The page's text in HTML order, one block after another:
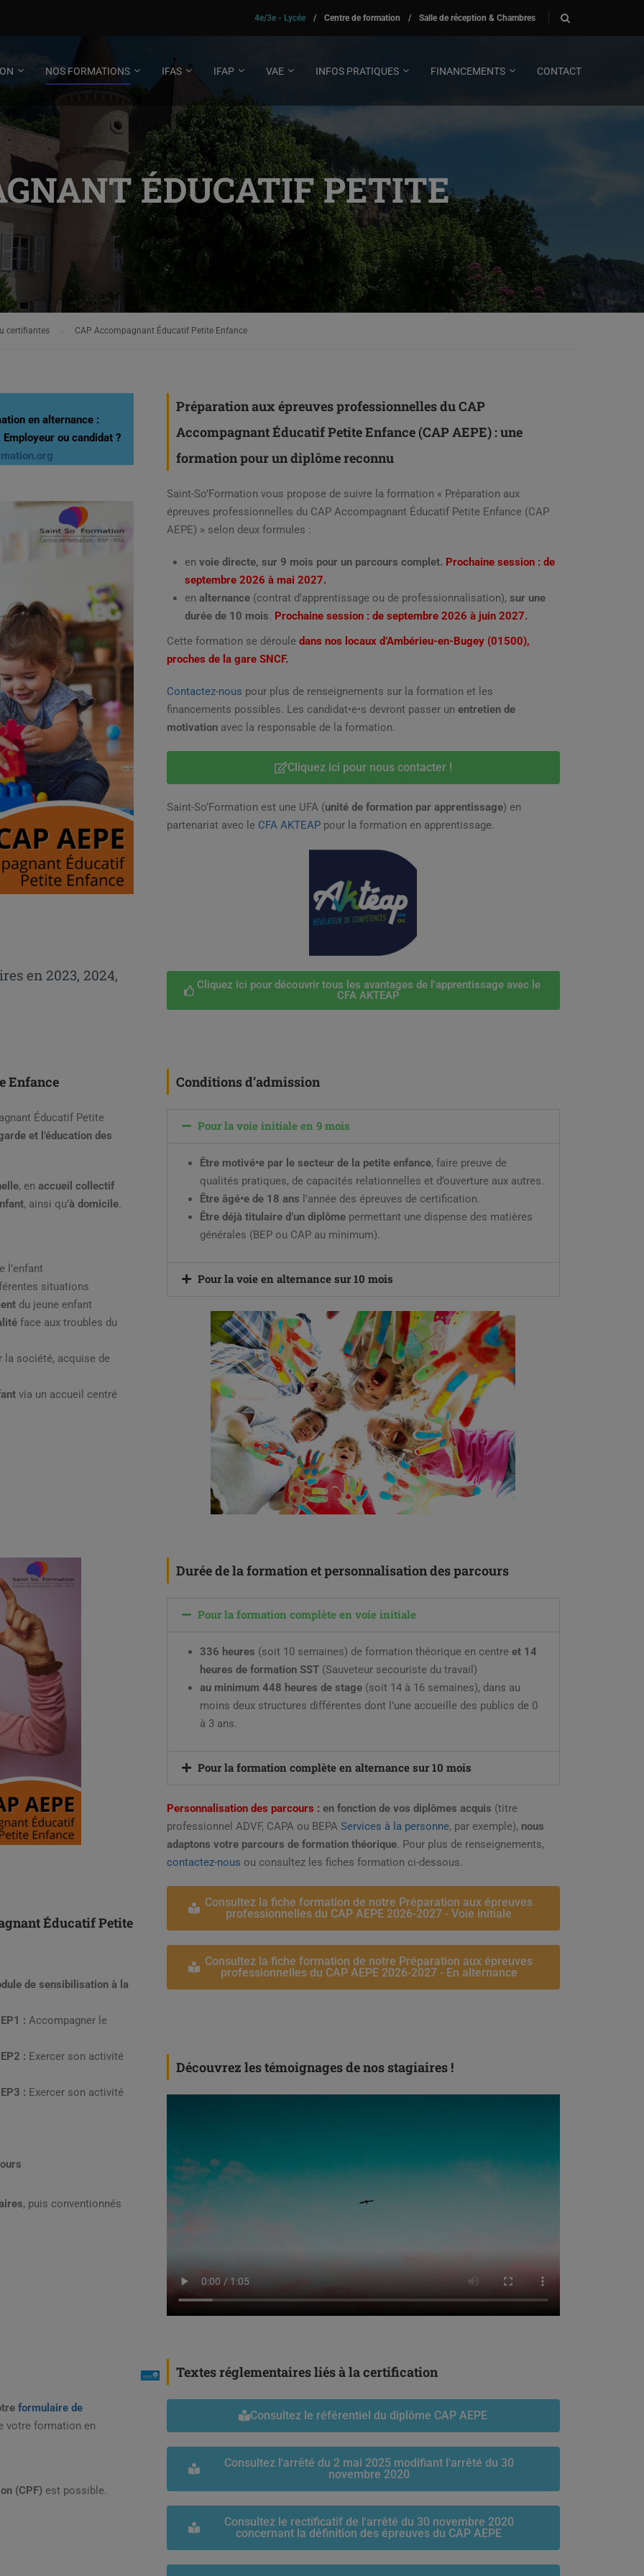
4e/3e - Lycée / Centre de formation / Salle de réception & Chambres
NOS FORMATIONS IFAS IFAP VAE INFOS PRATIQUES FINANCEMENTS CONTACT
ÉDUCATIF PETITE
certifiantes CAP Accompagnant Éducatif Petite Enfance
en alternance :
Employeur ou candidat?
en 2023, 2024,
Préparation aux épreuves professionnelles du CAP
Accompagnant Éducatif Petite Enfance (CAP AEPE) : une
formation pour un diplôme reconnu
Saint-So’Formation vous propose de suivre la formation « Préparation aux
épreuves professionnelles du CAP Accompagnant Éducatif Petite Enfance (CAP
AEPE) » selon deux formules :
en voie directe, sur 9 mois pour un parcours complet. Prochaine session : de
septembre 2026 à mai 2027.
en alternance (contrat d’apprentissage ou de professionnalisation), sur une
durée de 10 mois. Prochaine session : de septembre 2026 à juin 2027.
Cette formation se déroule dans nos locaux d’Ambérieu-en-Bugey (01500),
proches de la gare SNCF.
Contactez-nous pour plus de renseignements sur la formation et les
financements possibles. Les candidat•e•s devront passer un entretien de
motivationavec la responsable de la formation.
Cliquez ici pour nous contacter !
Saint-So’Formation est une UFA (unité de formation par apprentissage) en
partenariat avec le CFA AKTEAPpour la formation en apprentissage.
Cliquez ici pour découvrir tous les avantages de l'apprentissage avec le
CFA AKTEAP
Enfance
Éducatif Petite
et l’éducation des
, en accueil collectif
, ainsi qu’à domicile.
l’enfant
situations
du jeune enfant
face aux troubles du
la société, acquise de
via un accueil centré
Conditions d’admission
Pour la voie initiale en 9 mois
Être motivé•e par le secteur de la petite enfance, faire preuve de
qualités pratiques, de capacités relationnelles et d’ouverture aux autres.
Être âgé•e de 18 ans l’année des épreuves de certification.
Être déjà titulaire d’un diplômepermettant une dispense des matières
générales (BEP ou CAP au minimum).
Pour la voie en alternance sur 10 mois
Éducatif Petite
de sensibilisation à la
: Accompagner le
: Exercer son activité
: Exercer son activité
, puis conventionnés
Durée de la formation et personnalisation des parcours
Pour la formation complète en voie initiale
336 heures (soit 10 semaines) de formation théorique en centre et 14
heures de formation SST(Sauveteur secouriste du travail)
au minimum 448 heures de stage(soit 14 à 16 semaines), dans au
moins deux structures différentes dont l’une accueille des publics de 0
à 3 ans.
Pour la formation complète en alternance sur 10 mois
Personnalisation des parcours : en fonction de vos diplômes acquis (titre
professionnel ADVF, CAPA ou BEPA Services à la personne, par exemple), nous
adaptons votre parcours de formation théorique. Pour plus de renseignements,
contactez-nous ou consultez les fiches formation ci-dessous.
Consultez la fiche formation de notre Préparation aux épreuves
professionnelles du CAP AEPE 2026-2027 - Voie initiale
Consultez la fiche formation de notre Préparation aux épreuves
professionnelles du CAP AEPE 2026-2027 - En alternance
Découvrez les témoignages de nos stagiaires !
formulaire de
votre formation en
(CPF) est possible.
Textes réglementaires liés à la certification
Consultez le référentiel du diplôme CAP AEPE
Consultez l'arrêté du 2 mai 2025 modifiant l'arrêté du 30
novembre 2020
Consultez le rectificatif de l'arrêté du 30 novembre 2020
concernant la définition des épreuves du CAP AEPE